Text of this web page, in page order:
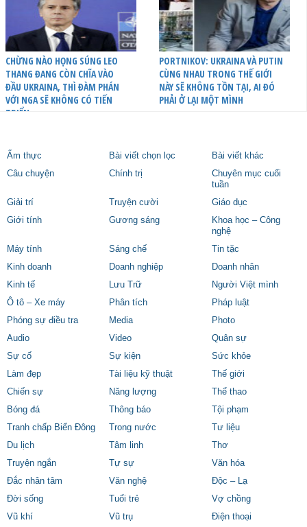
CHỪNG NÀO HỌNG SÚNG LEO
THANG ĐANG CÒN CHĨA VÀO
ĐẦU UKRAINA, THÌ ĐÀM PHÁN
VỚI NGA SẼ KHÔNG CÓ TIẾN
TRIỂN
PORTNIKOV: UKRAINA VÀ PUTIN
CÙNG NHAU TRONG THẾ GIỚI
NÀY SẼ KHÔNG TỒN TẠI, AI ĐÓ
PHẢI Ở LẠI MỘT MÌNH
Ẩm thực Bài viết chọn lọc
Bài viết khác
Câu chuyện
Chính trị
Chuyên mục cuối
tuần
Giải trí
Truyện cười
Giáo dục
Giới tính
Gương sáng
Khoa học – Công
nghệ
Máy tính
Sáng chế
Tin tặc
Kinh doanh
Doanh nghiệp
Doanh nhân
Kinh tế
Lưu Trữ
Người Việt mình
Ô tô – Xe máy
Phân tích
Pháp luật
Phóng sự điều tra
Media
Photo
Audio
Video
Quân sự
Sự cố
Sự kiện
Sức khỏe
Làm đẹp
Tài liệu kỹ thuật
Thế giới
Chiến sự
Năng lượng
Thể thao
Bóng đá
Thông báo
Tội phạm
Tranh chấp Biển Đông
Trong nước
Tư liệu
Du lịch
Tâm linh
Thơ
Truyện ngắn
Tự sự
Văn hóa
Đắc nhân tâm
Văn nghệ
Độc – Lạ
Đời sống
Tuổi trẻ
Vợ chồng
Vũ khí
Vũ trụ Điện thoại